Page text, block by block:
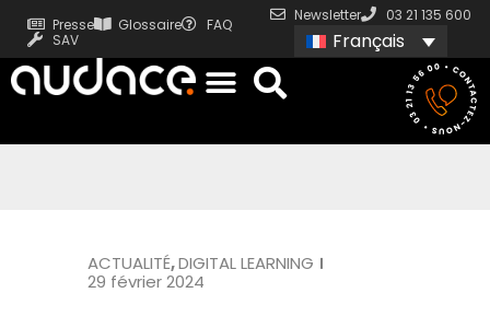
Presse Glossaire
FAQ
SAV
Newsletter 03 21 135 600
Français
ACTUALITÉ,DIGITAL LEARNING
29 février 2024